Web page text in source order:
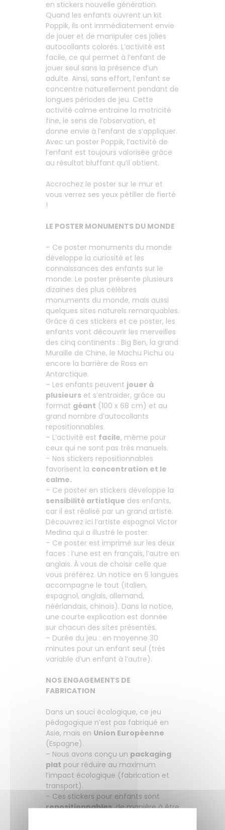
en stickers nouvelle génération.
Quand les enfants ouvrent un kit
Poppik, ils ont immédiatement envie
de jouer et de manipuler ces jolies
autocollants colorés. L’activité est
facile, ce qui permet à l’enfant de
jouer seul sans la présence d’un
adulte. Ainsi, sans effort, l’enfant se
concentre naturellement pendant de
longues périodes de jeu. Cette
activité calme entraine la motricité
fine, le sens de l’observation, et
donne envie à l’enfant de s’appliquer.
Avec un poster Poppik, l’activité de
l’enfant est toujours valorisée grâce
au résultat bluffant qu’il obtient.
Accrochez le poster sur le mur et
vous verrez ses yeux pétiller de fierté
!
LE POSTER MONUMENTS DU MONDE
– Ce poster monuments du monde
développe la curiosité et les
connaissances des enfants sur le
monde. Le poster présente plusieurs
dizaines des plus célèbres
monuments du monde, mais aussi
quelques sites naturels remarquables.
Grâce à ces stickers et ce poster, les
enfants vont découvrir les merveilles
des cinq continents : Big Ben, la grand
Muraille de Chine, le Machu Pichu ou
encore la barrière de Ross en
Antarctique.
– Les enfants peuvent jouer à
plusieurs et s’entraider, grâce au
format géant (100 x 68 cm) et au
grand nombre d’autocollants
repositionnables.
– L’activité est facile, même pour
ceux qui ne sont pas très manuels.
– Nos stickers repositionnables
favorisent la concentration et le
calme.
– Ce poster en stickers développe la
sensibilité artistique des enfants,
car il est réalisé par un grand artiste.
Découvrez ici l’artiste espagnol Victor
Medina qui a illustré le poster.
– Ce poster est imprimé sur les deux
faces : l’une est en français, l’autre en
anglais. À vous de choisir celle que
vous préférez. Un notice en 6 langues
accompagne le tout (italien,
espagnol, anglais, allemand,
néérlandais, chinois). Dans la notice,
une courte explication est donnée
sur chacun des sites présentés.
– Durée du jeu : en moyenne 30
minutes pour un enfant seul (très
variable d’un enfant à l’autre).
NOS ENGAGEMENTS DE
FABRICATION
Dans un souci écologique, ce jeu
pédagogique n’est pas fabriqué en
Asie, mais en Union Européenne
(Espagne).
– Nous avons conçu un packaging
plat pour réduire au maximum
l’impact écologique (fabrication et
transport).
– Ces stickers pour enfants sont
repositionnables, de manière à être